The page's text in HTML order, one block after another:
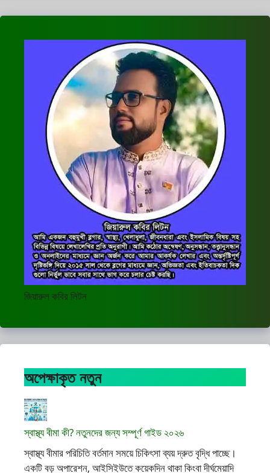
জিয়ারুল কবির লিটন
অপেক্ষাকৃত নতুন
স্বাস্থ্য বীমা কী? নতুনদের জন্য সম্পূর্ণ গাইড ২০২৬
স্বাস্থ্য বীমার পরিচিতি বর্তমান সময়ে চিকিৎসা ব্যয় দ্রুত বৃদ্ধি পাচ্ছে।
একটি বড় অপারেশন, আইসিইউতে কয়েকদিন থাকা কিংবা দীর্ঘমেয়াদি